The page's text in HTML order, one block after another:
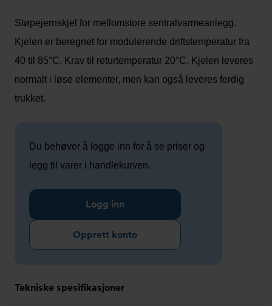
Støpejernskjel for mellomstore sentralvarmeanlegg.
Kjelen er beregnet for modulerende driftstemperatur fra
40 til 85°C. Krav til returtemperatur 20°C. Kjelen leveres
normalt i løse elementer, men kan også leveres ferdig
trukket.
Du behøver å logge inn for å se priser og
legg til varer i handlekurven.
Logg inn
Opprett konto
Tekniske spesifikasjoner